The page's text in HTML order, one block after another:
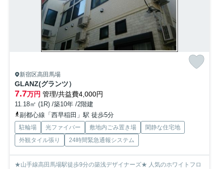
新宿区高田馬場
GLANZ(グランツ）
7.7万円 管理/共益費4,000円
11.18㎡ (1R) /築10年 /2階建
副都心線「西早稲田」駅 徒歩5分
駐輪場 光ファイバー 敷地内ごみ置き場
閑静な住宅地
外観タイル張り
24時間緊急通報システム
★山手線高田馬場駅徒歩9分の築浅デザイナーズ★ 人気のホワイトフロ